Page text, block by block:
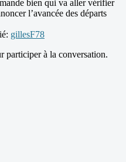
bien qui va aller vérifier
l’avancée des départs
gillesF78
participer à la conversation.